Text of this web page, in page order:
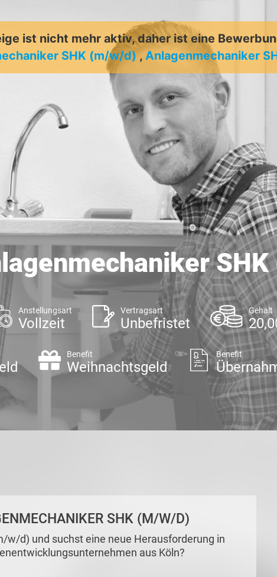
ist nicht mehr aktiv, daher ist eine
SHK (m/w/d), Anlagenmechaniker
Anstellungsart
Vollzeit
Vertragsart
Unbefristet
Gehalt
Benefit
Weihnachtsgeld
Benefit
SHK (M/W/D)
w/d) und suchst eine neue Herausforderung in
aus Köln?